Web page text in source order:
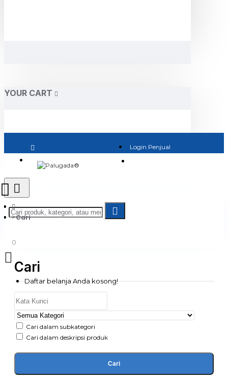
YOUR CART
Login Penjual
0
Daftar belanja Anda kosong!
Cari
Cari
Cari dalam subkategori
Cari dalam deskripsi produk
Cari